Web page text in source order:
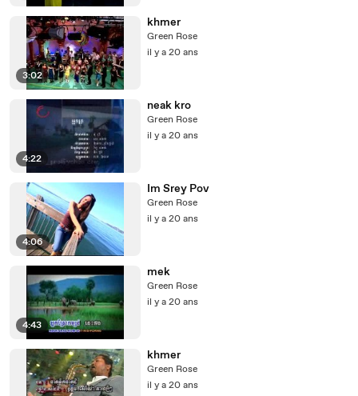
3:02
khmer
Green Rose
il y a 20 ans
4:22
neak kro
Green Rose
il y a 20 ans
4:06
Im Srey Pov
Green Rose
il y a 20 ans
4:43
mek
Green Rose
il y a 20 ans
khmer
Green Rose
il y a 20 ans